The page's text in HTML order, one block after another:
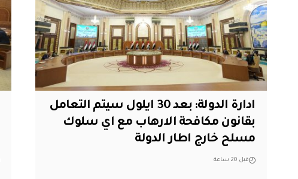
ادارة الدولة: بعد 30 ايلول سيتم التعامل
بقانون مكافحة الارهاب مع اي سلوك
مسلح خارج اطار الدولة
قبل 20 ساعة